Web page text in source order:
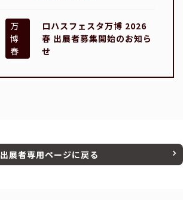
万
博
春
ロハスフェスタ万博 2026
春 出展者募集開始のお知ら
せ
出展者専用ページに戻る